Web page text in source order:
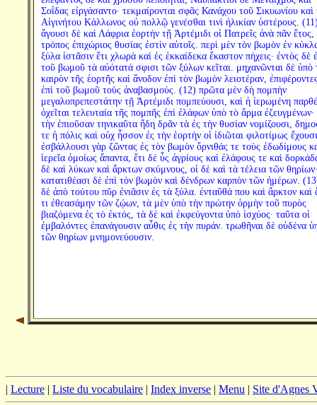
Σοΐδας εἰργάσαντο· τεκμαίρονται σφᾶς Κανάχου τοῦ Σικυωνίου καὶ
Αἰγινήτου Κάλλωνος οὐ πολλῷ γενέσθαι τινὶ ἡλικίαν ὑστέρους.
ἄγουσι δὲ καὶ Λάφρια ἑορτὴν τῇ Ἀρτέμιδι οἱ Πατρεῖς ἀνὰ πᾶν ἔτος,
τρόπος ἐπιχώριος θυσίας ἐστὶν αὐτοῖς. περὶ μὲν τὸν βωμὸν ἐν
ξύλα ἱστᾶσιν ἔτι χλωρὰ καὶ ἐς ἑκκαίδεκα ἕκαστον πήχεις· ἐντὸς δὲ
τοῦ βωμοῦ τὰ αὐότατά σφισι τῶν ξύλων κεῖται. μηχανῶνται δὲ ὑπὸ
καιρὸν τῆς ἑορτῆς καὶ ἄνοδον ἐπὶ τὸν βωμὸν λειοτέραν,
ἐπὶ τοῦ βωμοῦ τοὺς ἀναβασμούς. (12) πρῶτα μὲν δὴ πομπὴν
μεγαλοπρεπεστάτην τῇ Ἀρτέμιδι πομπεύουσι, καὶ ἡ ἱερωμένη
ὀχεῖται τελευταία τῆς πομπῆς ἐπὶ ἐλάφων ὑπὸ τὸ ἅρμα ἐζευγμένων·
τὴν ἐπιοῦσαν τηνικαῦτα ἤδη δρᾶν τὰ ἐς τὴν θυσίαν νομίζουσι,
τε ἡ πόλις καὶ οὐχ ἧσσον ἐς τὴν ἑορτὴν οἱ ἰδιῶται φιλοτίμως
ἐσβάλλουσι γὰρ ζῶντας ἐς τὸν βωμὸν ὄρνιθάς τε τοὺς ἐδωδίμους
ἱερεῖα ὁμοίως ἅπαντα, ἔτι δὲ ὗς ἀγρίους καὶ ἐλάφους τε καὶ
δὲ καὶ λύκων καὶ ἄρκτων σκύμνους, οἱ δὲ καὶ τὰ τέλεια τῶν θηρίων·
κατατιθέασι δὲ ἐπὶ τὸν βωμὸν καὶ δένδρων καρπὸν τῶν ἡμέρων.
δὲ ἀπὸ τούτου πῦρ ἐνιᾶσιν ἐς τὰ ξύλα. ἐνταῦθά που καὶ ἄρκτον καὶ
τι ἐθεασάμην τῶν ζῴων, τὰ μὲν ὑπὸ τὴν πρώτην ὁρμὴν τοῦ πυρὸς
βιαζόμενα ἐς τὸ ἐκτός, τὰ δὲ καὶ ἐκφεύγοντα ὑπὸ ἰσχύος· ταῦτα οἱ
ἐμβαλόντες ἐπανάγουσιν αὖθις ἐς τὴν πυράν. τρωθῆναι δὲ οὐδένα
τῶν θηρίων μνημονεύουσιν.
| Lecture | Liste du vocabulaire | Index inverse | Menu | Site d'Agnes